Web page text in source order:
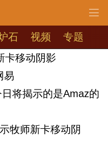
石 视频
专题
卡移动阴影
易
将揭示的是Amaz的